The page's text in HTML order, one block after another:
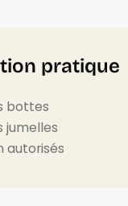
pratique
bottes
jumelles
autorisés